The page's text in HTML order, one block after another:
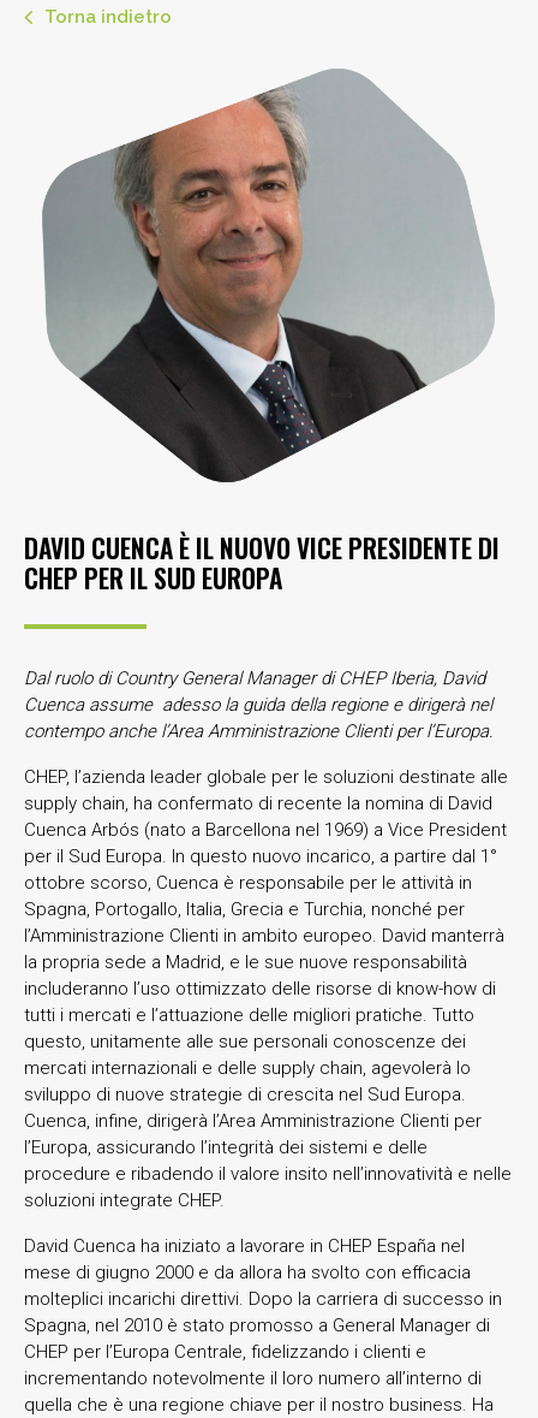
Torna indietro
DAVID CUENCA È IL NUOVO VICE PRESIDENTE DI
CHEP PER IL SUD EUROPA
Dal ruolo di Country General Manager di CHEP Iberia, David
Cuenca assume adesso la guida della regione e dirigerà nel
contempo anche l’Area Amministrazione Clienti per l’Europa.
CHEP, l’azienda leader globale per le soluzioni destinate alle
supply chain, ha confermato di recente la nomina di David
Cuenca Arbós (nato a Barcellona nel 1969) a Vice President
per il Sud Europa. In questo nuovo incarico, a partire dal 1°
ottobre scorso, Cuenca è responsabile per le attività in
Spagna, Portogallo, Italia, Grecia e Turchia, nonché per
l’Amministrazione Clienti in ambito europeo. David manterrà
la propria sede a Madrid, e le sue nuove responsabilità
includeranno l’uso ottimizzato delle risorse di know-how di
tutti i mercati e l’attuazione delle migliori pratiche. Tutto
questo, unitamente alle sue personali conoscenze dei
mercati internazionali e delle supply chain, agevolerà lo
sviluppo di nuove strategie di crescita nel Sud Europa.
Cuenca, infine, dirigerà l’Area Amministrazione Clienti per
l’Europa, assicurando l’integrità dei sistemi e delle
procedure e ribadendo il valore insito nell’innovatività e nelle
soluzioni integrate CHEP.
David Cuenca ha iniziato a lavorare in CHEP España nel
mese di giugno 2000 e da allora ha svolto con efficacia
molteplici incarichi direttivi. Dopo la carriera di successo in
Spagna, nel 2010 è stato promosso a General Manager di
CHEP per l’Europa Centrale, fidelizzando i clienti e
incrementando notevolmente il loro numero all’interno di
quella che è una regione chiave per il nostro business. Ha